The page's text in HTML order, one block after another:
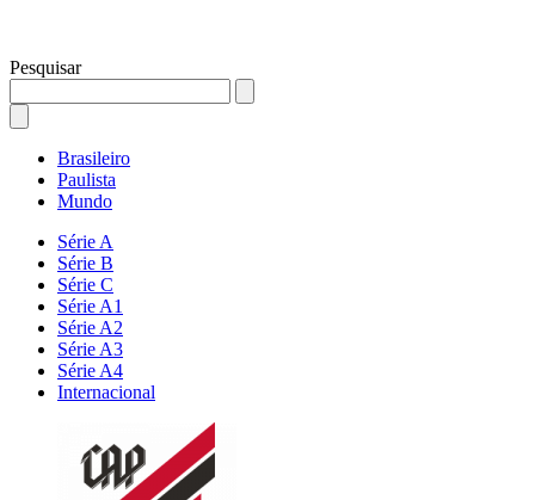
Pesquisar
Brasileiro
Paulista
Mundo
Série A
Série B
Série C
Série A1
Série A2
Série A3
Série A4
Internacional